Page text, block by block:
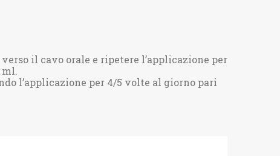
il cavo orale e ripetere l’applicazione per
l’applicazione per 4/5 volte al giorno pari